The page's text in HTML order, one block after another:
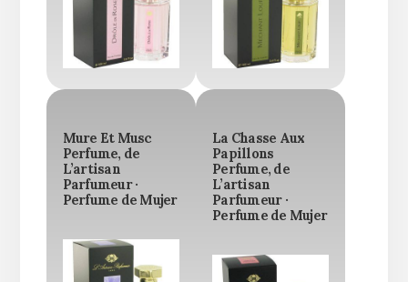
Mure Et Musc
Perfume, de
L’artisan
Parfumeur ·
Perfume de Mujer
La Chasse Aux
Papillons
Perfume, de
L’artisan
Parfumeur ·
Perfume de Mujer